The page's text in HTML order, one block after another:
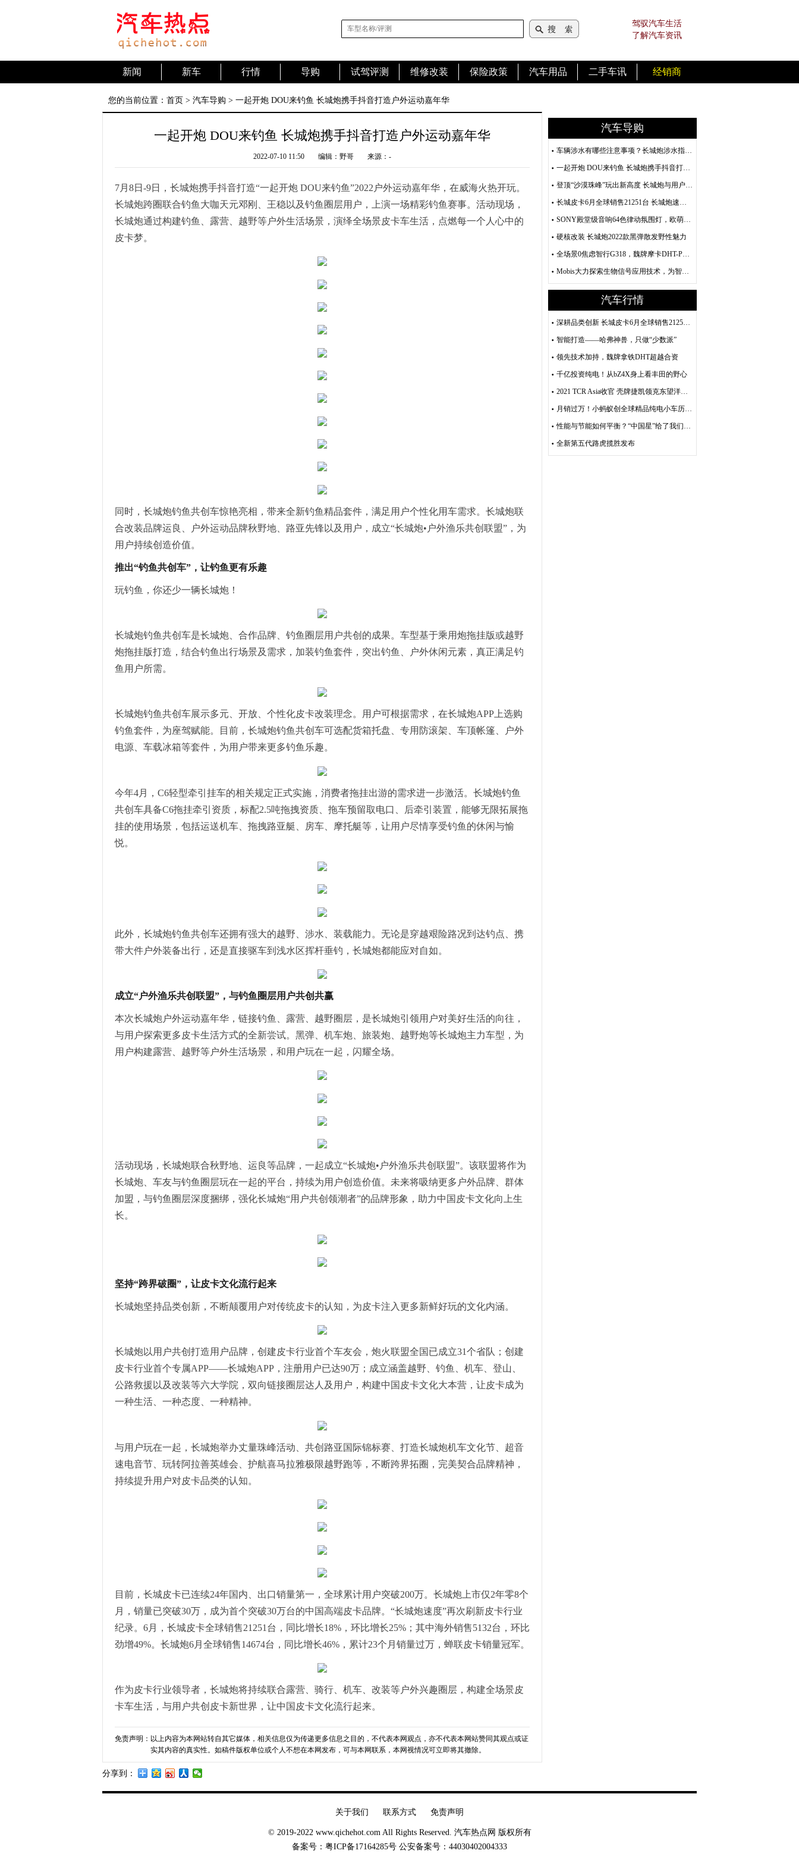
驾驭汽车生活
了解汽车资讯
新闻 新车 行情 导购 试驾评测 维修改装 保险政策 汽车用品 二手车讯 经销商
您的当前位置： 首页 > 汽车导购 > 一起开炮 DOU来钓鱼 长城炮携手抖音打造户外运动嘉年华
一起开炮 DOU来钓鱼 长城炮携手抖音打造户外运动嘉年华
2022-07-10 11:50 编辑：野哥 来源：-
7月8日-9日，长城炮携手抖音打造“一起开炮 DOU来钓鱼”2022户外运动嘉年华，在威海火热开玩。
长城炮跨圈联合钓鱼大咖天元邓刚、王稳以及钓鱼圈层用户，上演一场精彩钓鱼赛事。活动现场，
长城炮通过构建钓鱼、露营、越野等户外生活场景，演绎全场景皮卡车生活，点燃每一个人心中的
皮卡梦。
同时，长城炮钓鱼共创车惊艳亮相，带来全新钓鱼精品套件，满足用户个性化用车需求。长城炮联
合改装品牌运良、户外运动品牌秋野地、路亚先锋以及用户，成立“长城炮•户外渔乐共创联盟”，为
用户持续创造价值。
推出“钓鱼共创车”，让钓鱼更有乐趣
玩钓鱼，你还少一辆长城炮！
长城炮钓鱼共创车是长城炮、合作品牌、钓鱼圈层用户共创的成果。车型基于乘用炮拖挂版或越野
炮拖挂版打造，结合钓鱼出行场景及需求，加装钓鱼套件，突出钓鱼、户外休闲元素，真正满足钓
鱼用户所需。
长城炮钓鱼共创车展示多元、开放、个性化皮卡改装理念。用户可根据需求，在长城炮APP上选购
钓鱼套件，为座驾赋能。目前，长城炮钓鱼共创车可选配货箱托盘、专用防滚架、车顶帐篷、户外
电源、车载冰箱等套件，为用户带来更多钓鱼乐趣。
今年4月，C6轻型牵引挂车的相关规定正式实施，消费者拖挂出游的需求进一步激活。长城炮钓鱼
共创车具备C6拖挂牵引资质，标配2.5吨拖拽资质、拖车预留取电口、后牵引装置，能够无限拓展拖
挂的使用场景，包括运送机车、拖拽路亚艇、房车、摩托艇等，让用户尽情享受钓鱼的休闲与愉
悦。
此外，长城炮钓鱼共创车还拥有强大的越野、涉水、装载能力。无论是穿越艰险路况到达钓点、携
带大件户外装备出行，还是直接驱车到浅水区挥杆垂钓，长城炮都能应对自如。
成立“户外渔乐共创联盟”，与钓鱼圈层用户共创共赢
本次长城炮户外运动嘉年华，链接钓鱼、露营、越野圈层，是长城炮引领用户对美好生活的向往，
与用户探索更多皮卡生活方式的全新尝试。黑弹、机车炮、旅装炮、越野炮等长城炮主力车型，为
用户构建露营、越野等户外生活场景，和用户玩在一起，闪耀全场。
活动现场，长城炮联合秋野地、运良等品牌，一起成立“长城炮•户外渔乐共创联盟”。该联盟将作为
长城炮、车友与钓鱼圈层玩在一起的平台，持续为用户创造价值。未来将吸纳更多户外品牌、群体
加盟，与钓鱼圈层深度捆绑，强化长城炮“用户共创领潮者”的品牌形象，助力中国皮卡文化向上生
长。
坚持“跨界破圈”，让皮卡文化流行起来
长城炮坚持品类创新，不断颠覆用户对传统皮卡的认知，为皮卡注入更多新鲜好玩的文化内涵。
长城炮以用户共创打造用户品牌，创建皮卡行业首个车友会，炮火联盟全国已成立31个省队；创建
皮卡行业首个专属APP——长城炮APP，注册用户已达90万；成立涵盖越野、钓鱼、机车、登山、
公路救援以及改装等六大学院，双向链接圈层达人及用户，构建中国皮卡文化大本营，让皮卡成为
一种生活、一种态度、一种精神。
与用户玩在一起，长城炮举办丈量珠峰活动、共创路亚国际锦标赛、打造长城炮机车文化节、超音
速电音节、玩转阿拉善英雄会、护航喜马拉雅极限越野跑等，不断跨界拓圈，完美契合品牌精神，
持续提升用户对皮卡品类的认知。
目前，长城皮卡已连续24年国内、出口销量第一，全球累计用户突破200万。长城炮上市仅2年零8个
月，销量已突破30万，成为首个突破30万台的中国高端皮卡品牌。“长城炮速度”再次刷新皮卡行业
纪录。6月，长城皮卡全球销售21251台，同比增长18%，环比增长25%；其中海外销售5132台，环比
劲增49%。长城炮6月全球销售14674台，同比增长46%，累计23个月销量过万，蝉联皮卡销量冠军。
作为皮卡行业领导者，长城炮将持续联合露营、骑行、机车、改装等户外兴趣圈层，构建全场景皮
卡车生活，与用户共创皮卡新世界，让中国皮卡文化流行起来。
免责声明： 以上内容为本网站转自其它媒体，相关信息仅为传递更多信息之目的，不代表本网观点，亦不代表本网站赞同其观点或证
实其内容的真实性。如稿件版权单位或个人不想在本网发布，可与本网联系，本网视情况可立即将其撤除。
分享到：
汽车导购
车辆涉水有哪些注意事项？长城炮涉水指南请查收！
一起开炮 DOU来钓鱼 长城炮携手抖音打造户外运动嘉年华
登顶“沙漠珠峰”玩出新高度 长城炮与用户真正玩在一起
长城皮卡6月全球销售21251台 长城炮速度再创销冠传奇
SONY殿堂级音响64色律动氛围灯，欧萌达带来视听盛宴 7月12日见
硬核改装 长城炮2022款黑弹散发野性魅力
全场景0焦虑智行G318，魏牌摩卡DHT-PHEV进藏之旅即将启幕
Mobis大力探索生物信号应用技术，为智能驾驶赋能
汽车行情
深耕品类创新 长城皮卡6月全球销售21251台 环比劲增25%
智能打造——哈弗神兽，只做“少数派”
领先技术加持，魏牌拿铁DHT超越合资
千亿投资纯电！从bZ4X身上看丰田的野心
2021 TCR Asia收官 壳牌捷凯领克东望洋收获大满贯
月销过万！小蚂蚁创全球精品纯电小车历史纪录！
性能与节能如何平衡？“中国星”给了我们标准答案
全新第五代路虎揽胜发布
关于我们 联系方式 免责声明
© 2019-2022 www.qichehot.com All Rights Reserved. 汽车热点网 版权所有
备案号： 粤ICP备17164285号 公安备案号： 44030402004333